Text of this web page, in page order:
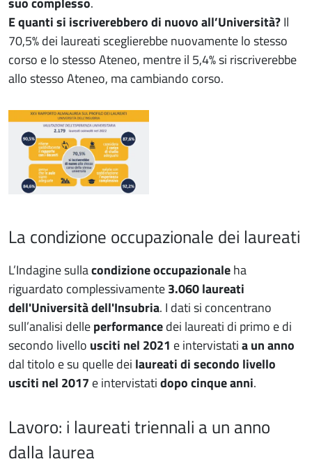
E quanti si iscriverebbero di nuovo all’Università?Il
70,5% dei laureati sceglierebbe nuovamente lo stesso
corso e lo stesso Ateneo, mentre il 5,4% si riscriverebbe
allo stesso Ateneo, ma cambiando corso.
La condizione occupazionale dei laureati
L’Indagine sullacondizione occupazionaleha
riguardato complessivamente3.060 laureati
dell'Università dell'Insubria. I dati si concentrano
sull’analisi delleperformancedei laureati di primo e di
secondo livello usciti nel 2021 e intervistatia un anno
dal titolo e su quelle dei laureati di secondo livello
usciti nel 2017 e intervistatidopo cinque anni.
Lavoro: i laureati triennali a un anno
dalla laurea